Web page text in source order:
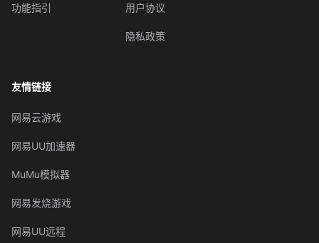
功能指引 用户协议
隐私政策
友情链接
网易云游戏
网易UU加速器
MuMu模拟器
网易发烧游戏
网易UU远程